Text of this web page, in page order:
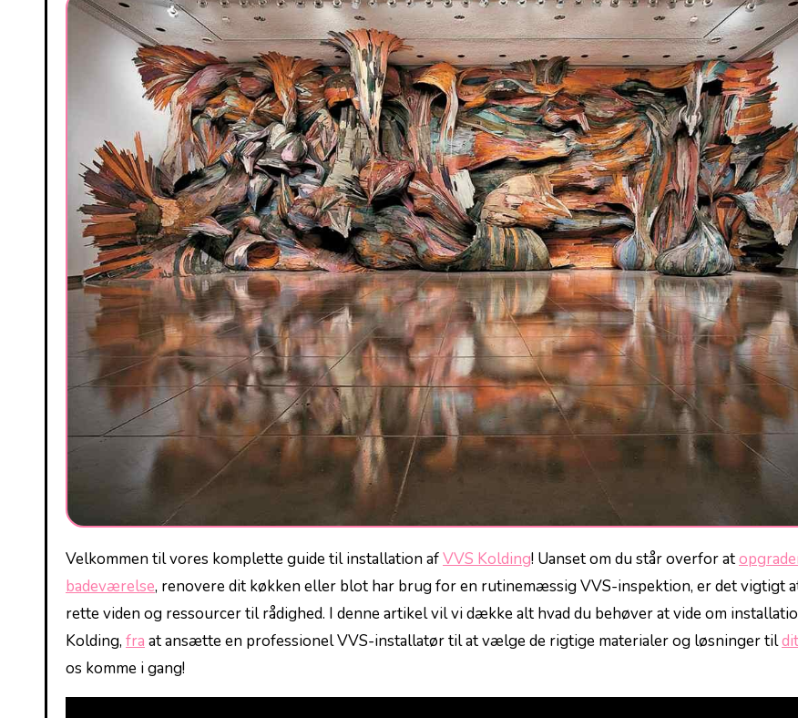
Velkommen til vores komplette guide til installation afVVS Kolding!​ Uanset om du⁢ står overfor at
badeværelse,‌ renovere dit ⁤køkken eller blot har brug for en rutinemæssig⁤ VVS-inspektion, er det⁢ vigtigt
rette viden og ⁢ressourcer⁣ til ‍rådighed. I⁣ denne artikel vil vi dække alt hvad du behøver‍ at vide​ om‌
Kolding, fra at ansætte en professionel VVS-installatør til at vælge de rigtige ⁤materialer og løsninger til
os komme i gang!